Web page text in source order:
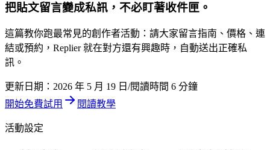
把貼文留言變成私訊，不必盯著收件匣。
這篇教你跑最常見的創作者活動：請大家留言指南、價格、連
結或預約，Replier 就在對方還有興趣時，自動送出正確私
訊。
更新日期：2026 年 5 月 19 日 /閱讀時間 6 分鐘
開始免費試用
閱讀教學
活動設定